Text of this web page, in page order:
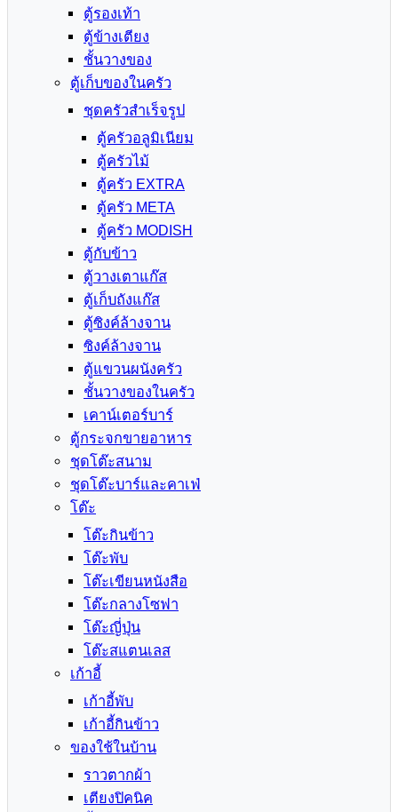
ตู้รองเท้า
ตู้ข้างเตียง
ชั้นวางของ
ตู้เก็บของในครัว
ชุดครัวสำเร็จรูป
ตู้ครัวอลูมิเนียม
ตู้ครัวไม้
ตู้ครัว EXTRA
ตู้ครัว META
ตู้ครัว MODISH
ตู้กับข้าว
ตู้วางเตาแก๊ส
ตู้เก็บถังแก๊ส
ตู้ซิงค์ล้างจาน
ซิงค์ล้างจาน
ตู้แขวนผนังครัว
ชั้นวางของในครัว
เคาน์เตอร์บาร์
ตู้กระจกขายอาหาร
ชุดโต๊ะสนาม
ชุดโต๊ะบาร์และคาเฟ่
โต๊ะ
โต๊ะกินข้าว
โต๊ะพับ
โต๊ะเขียนหนังสือ
โต๊ะกลางโซฟา
โต๊ะญี่ปุ่น
โต๊ะสแตนเลส
เก้าอี้
เก้าอี้พับ
เก้าอี้กินข้าว
ของใช้ในบ้าน
ราวตากผ้า
เตียงปิคนิค